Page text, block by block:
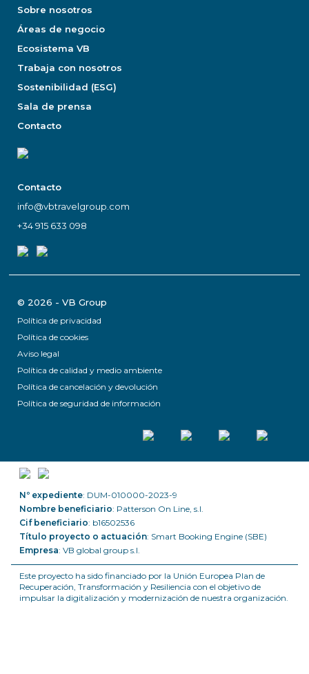
Sobre nosotros
Áreas de negocio
Ecosistema VB
Trabaja con nosotros
Sostenibilidad (ESG)
Sala de prensa
Contacto
Contacto
info@vbtravelgroup.com
+34 915 633 098
© 2026 - VB Group
Política de privacidad
Política de cookies
Aviso legal
Política de calidad y medio ambiente
Política de cancelación y devolución
Política de seguridad de información
Nº expediente: DUM-010000-2023-9
Nombre beneficiario: Patterson On Line, s.l.
Cif beneficiario: b16502536
Título proyecto o actuación: Smart Booking Engine (SBE)
Empresa: VB global group s.l.
Este proyecto ha sido financiado por la Unión Europea Plan de
Recuperación, Transformación y Resiliencia con el objetivo de
impulsar la digitalización y modernización de nuestra organización.